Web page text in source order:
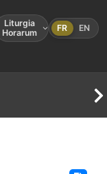
Liturgia
Horarum
FR EN